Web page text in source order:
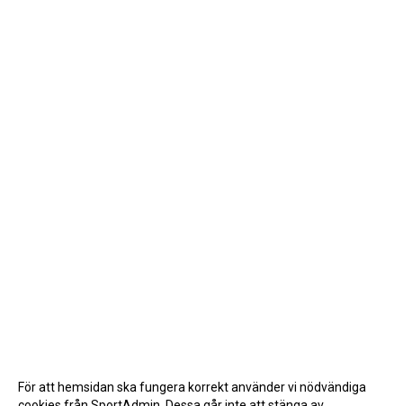
För att hemsidan ska fungera korrekt använder vi nödvändiga